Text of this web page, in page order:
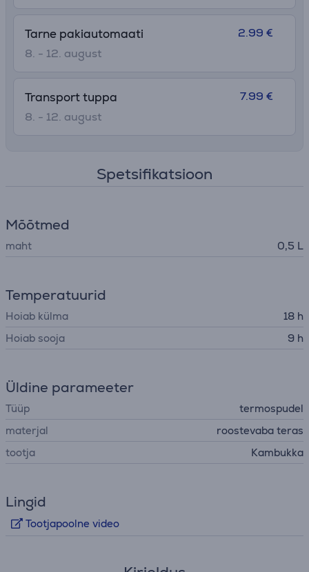
Tarne pakiautomaati
8. - 12. august
2.99 €
Transport tuppa
8. - 12. august
7.99 €
Spetsifikatsioon
Mõõtmed
maht 0,5 L
Temperatuurid
Hoiab külma
18 h
Hoiab sooja
9 h
Üldine parameeter
Tüüp
termospudel
materjal
roostevaba teras
tootja
Kambukka
Lingid
Tootjapoolne video